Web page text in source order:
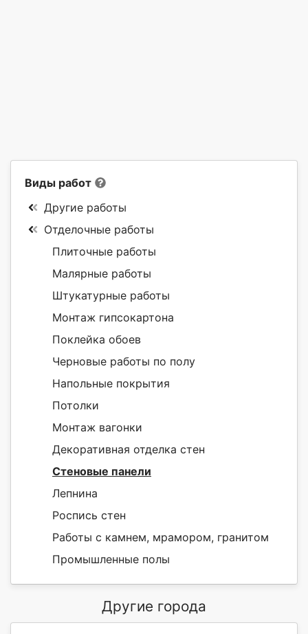
Виды работ
Другие работы
Отделочные работы
Плиточные работы
Малярные работы
Штукатурные работы
Монтаж гипсокартона
Поклейка обоев
Черновые работы по полу
Напольные покрытия
Потолки
Монтаж вагонки
Декоративная отделка стен
Стеновые панели
Лепнина
Роспись стен
Работы с камнем, мрамором, гранитом
Промышленные полы
Другие города